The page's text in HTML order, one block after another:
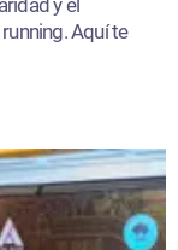
y el
Aquí te